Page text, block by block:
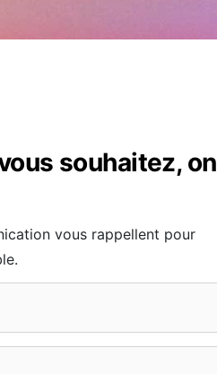
souhaitez, on
vous rappellent pour